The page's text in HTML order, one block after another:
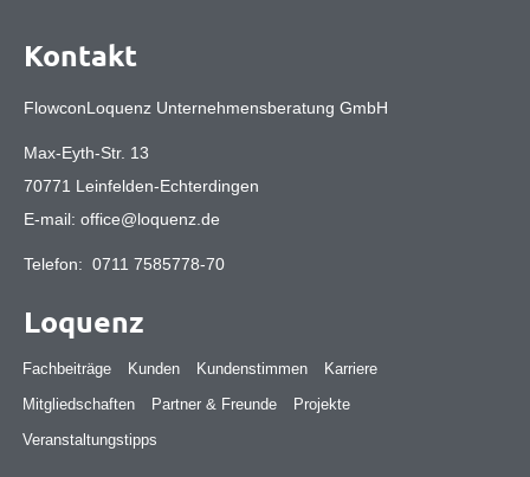
Kontakt
FlowconLoquenz Unternehmensberatung GmbH
Max-Eyth-Str. 13
70771 Leinfelden-Echterdingen
E-mail: office@loquenz.de
Telefon: 0711 7585778-70
Loquenz
Fachbeiträge Kunden Kundenstimmen
Karriere
Mitgliedschaften
Partner & Freunde
Projekte
Veranstaltungstipps